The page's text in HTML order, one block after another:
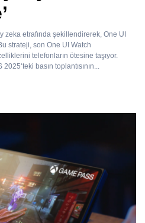
zeka etrafında şekillendirerek, One UI
strateji, son One UI Watch
telefonların ötesine taşıyor.
basın toplantısının...